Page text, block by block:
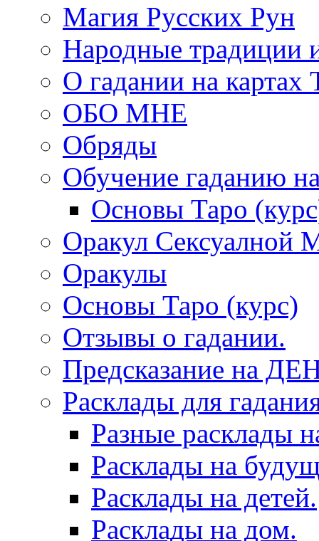
Магия Русских Рун
Народные традиции
О гадании на картах
ОБО МНЕ
Обряды
Обучение гаданию
Основы Таро
Оракул Сексуалной
Оракулы
Основы Таро (курс)
Отзывы о гадании.
Предсказание на
Расклады для
Разные расклады
Расклады на
Расклады на детей.
Расклады на дом.